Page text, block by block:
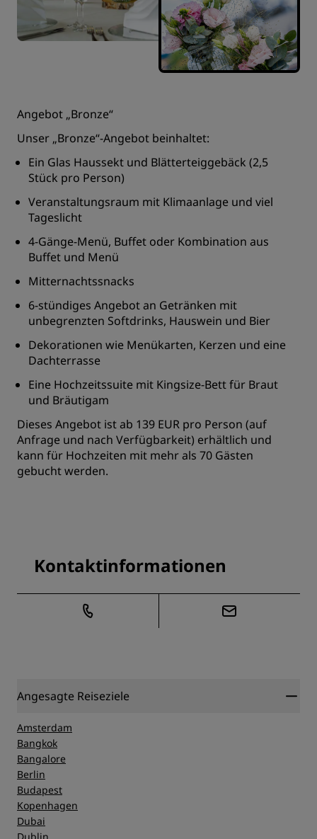
Angebot „Bronze“
Unser „Bronze“-Angebot beinhaltet:
Ein Glas Haussekt und Blätterteiggebäck (2,5
Stück pro Person)
Veranstaltungsraum mit Klimaanlage und viel
Tageslicht
4-Gänge-Menü, Buffet oder Kombination aus
Buffet und Menü
Mitternachtssnacks
6-stündiges Angebot an Getränken mit
unbegrenzten Softdrinks, Hauswein und Bier
Dekorationen wie Menükarten, Kerzen und eine
Dachterrasse
Eine Hochzeitssuite mit Kingsize-Bett für Braut
und Bräutigam
Dieses Angebot ist ab 139 EUR pro Person (auf
Anfrage und nach Verfügbarkeit) erhältlich und
kann für Hochzeiten mit mehr als 70 Gästen
gebucht werden.
Kontaktinformationen
Angesagte Reiseziele
Amsterdam
Bangkok
Bangalore
Berlin
Budapest
Kopenhagen
Dubai